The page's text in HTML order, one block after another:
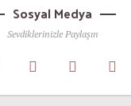
Sosyal Medya
Sevdiklerinizle Paylaşın